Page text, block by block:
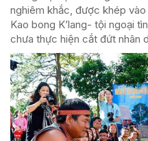
nghiêm khắc, được khép
Kao bong K’lang- tội ngoại
chưa thực hiện cắt đứt nhân